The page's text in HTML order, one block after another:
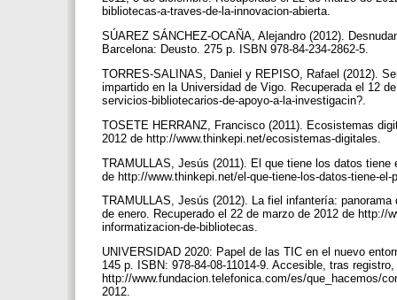
bibliotecas-a-traves-de-la-innovacion-abierta.
SÚAREZ SÁNCHEZ-OCAÑA, Alejandro (2012).
Barcelona: Deusto. 275 p. ISBN 978-84-234-2862-5.
TORRES-SALINAS, Daniel y REPISO, Rafael (2012).
impartido en la Universidad de Vigo. Recuperada el 12
servicios-bibliotecarios-de-apoyo-a-la-investigacin?.
TOSETE HERRANZ, Francisco (2011). Ecosistemas
2012 de http://www.thinkepi.net/ecosistemas-digitales.
TRAMULLAS, Jesús (2011). El que tiene los datos
de http://www.thinkepi.net/el-que-tiene-los-datos-tiene-el-
TRAMULLAS, Jesús (2012). La fiel infantería:
de enero. Recuperado el 22 de marzo de 2012 de http://
informatizacion-de-bibliotecas.
UNIVERSIDAD 2020: Papel de las TIC en el nuevo
145 p. ISBN: 978-84-08-11014-9. Accesible, tras
http://www.fundacion.telefonica.com/es/que_hacemos/
2012.